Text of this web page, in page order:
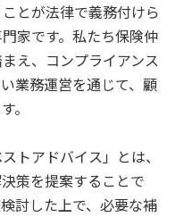
とが法律で義務付けら
家です。私たち保険仲
え、コンプライアンス
業務運営を通じて、顧
。
トアドバイス」とは、
策を提案することで
討した上で、必要な補